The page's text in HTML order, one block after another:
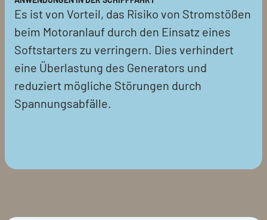
Es ist von Vorteil, das Risiko von Stromstößen
beim Motoranlauf durch den Einsatz eines
Softstarters zu verringern. Dies verhindert
eine Überlastung des Generators und
reduziert mögliche Störungen durch
Spannungsabfälle.